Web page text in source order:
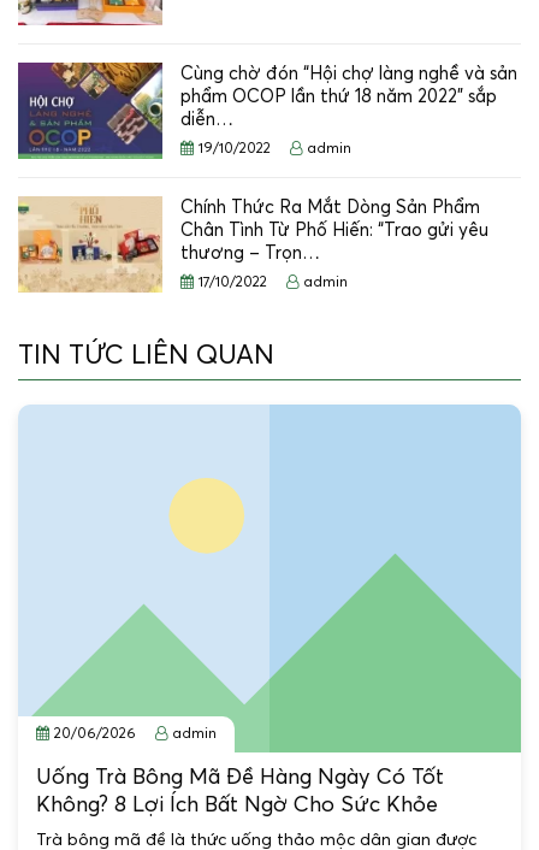
Cùng chờ đón “Hội chợ làng nghề và sản
phẩm OCOP lần thứ 18 năm 2022” sắp
diễn…
19/10/2022 admin
Chính Thức Ra Mắt Dòng Sản Phẩm
Chân Tình Từ Phố Hiến: “Trao gửi yêu
thương – Trọn…
17/10/2022 admin
TIN TỨC LIÊN QUAN
20/06/2026 admin
Uống Trà Bông Mã Đề Hàng Ngày Có Tốt
Không? 8 Lợi Ích Bất Ngờ Cho Sức Khỏe
Trà bông mã đề là thức uống thảo mộc dân gian được